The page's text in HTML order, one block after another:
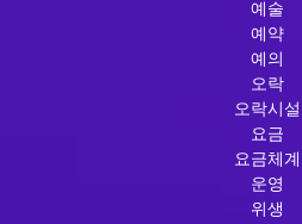
예술
예약
예의
오락
오락시설
요금
요금체계
운영
위생